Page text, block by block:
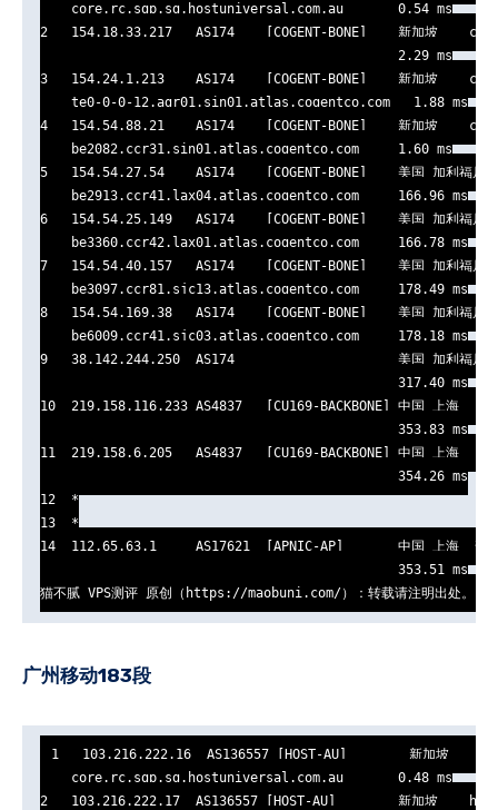
    core.rc.sgp.sg.hostuniversal.com.au       0.54 ms
2   154.18.33.217   AS174    [COGENT-BONE]    新加坡
                                              2.29 ms
3   154.24.1.213    AS174    [COGENT-BONE]    新加坡
    te0-0-0-12.agr01.sin01.atlas.cogentco.com   1.88 ms
4   154.54.88.21    AS174    [COGENT-BONE]    新加坡
    be2082.ccr31.sin01.atlas.cogentco.com     1.60 ms
5   154.54.27.54    AS174    [COGENT-BONE]    美国 加利福尼
    be2913.ccr41.lax04.atlas.cogentco.com     166.96 ms
6   154.54.25.149   AS174    [COGENT-BONE]    美国 加利福尼
    be3360.ccr42.lax01.atlas.cogentco.com     166.78 ms
7   154.54.40.157   AS174    [COGENT-BONE]    美国 加利福尼
    be3097.ccr81.sjc13.atlas.cogentco.com     178.49 ms
8   154.54.169.38   AS174    [COGENT-BONE]    美国 加利福尼
    be6009.ccr41.sjc03.atlas.cogentco.com     178.18 ms
9   38.142.244.250  AS174                     美国 加利福尼亚
                                              317.40 ms
10  219.158.116.233 AS4837   [CU169-BACKBONE] 中国 上海
                                              353.83 ms
11  219.158.6.205   AS4837   [CU169-BACKBONE] 中国 上海
                                              354.26 ms
12  *
13  *
14  112.65.63.1     AS17621  [APNIC-AP]       中国 上海  普
                                              353.51 ms
猫不腻 VPS测评 原创（https://maobuni.com/）：转载请注明出处。
广州移动183段
1   103.216.222.16  AS136557 [HOST-AU]        新加坡
    core.rc.sgp.sg.hostuniversal.com.au       0.48 ms
2   103.216.222.17  AS136557 [HOST-AU]        新加坡